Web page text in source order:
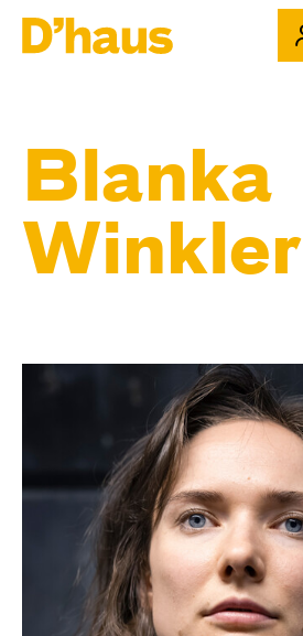
Blanka
Winkler